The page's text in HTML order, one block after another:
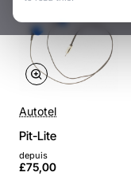
Autotel
Pit-Lite
depuis
£75,00